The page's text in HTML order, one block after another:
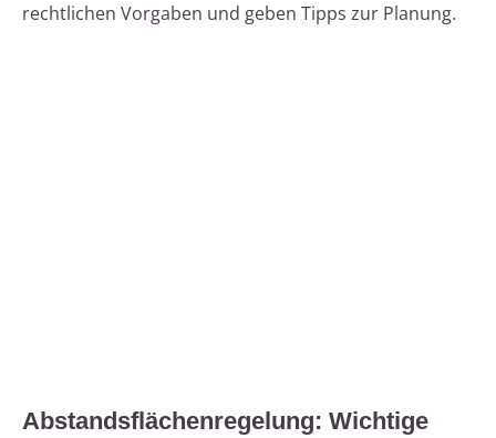
rechtlichen Vorgaben und geben Tipps zur Planung.
Abstandsflächenregelung: Wichtige